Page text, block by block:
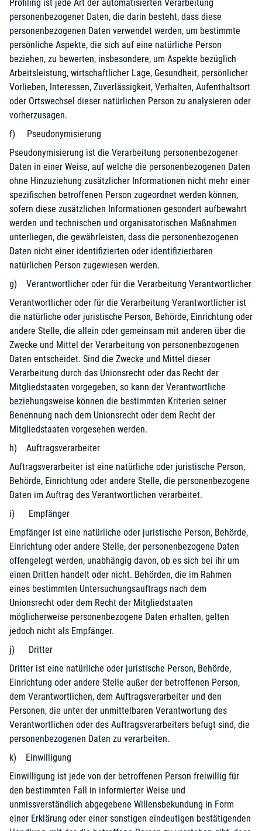
Profiling ist jede Art der automatisierten Verarbeitung
personenbezogener Daten, die darin besteht, dass diese
personenbezogenen Daten verwendet werden, um bestimmte
persönliche Aspekte, die sich auf eine natürliche Person
beziehen, zu bewerten, insbesondere, um Aspekte bezüglich
Arbeitsleistung, wirtschaftlicher Lage, Gesundheit, persönlicher
Vorlieben, Interessen, Zuverlässigkeit, Verhalten, Aufenthaltsort
oder Ortswechsel dieser natürlichen Person zu analysieren oder
vorherzusagen.
f) Pseudonymisierung
Pseudonymisierung ist die Verarbeitung personenbezogener
Daten in einer Weise, auf welche die personenbezogenen Daten
ohne Hinzuziehung zusätzlicher Informationen nicht mehr einer
spezifischen betroffenen Person zugeordnet werden können,
sofern diese zusätzlichen Informationen gesondert aufbewahrt
werden und technischen und organisatorischen Maßnahmen
unterliegen, die gewährleisten, dass die personenbezogenen
Daten nicht einer identifizierten oder identifizierbaren
natürlichen Person zugewiesen werden.
g) Verantwortlicher oder für die Verarbeitung Verantwortlicher
Verantwortlicher oder für die Verarbeitung Verantwortlicher ist
die natürliche oder juristische Person, Behörde, Einrichtung oder
andere Stelle, die allein oder gemeinsam mit anderen über die
Zwecke und Mittel der Verarbeitung von personenbezogenen
Daten entscheidet. Sind die Zwecke und Mittel dieser
Verarbeitung durch das Unionsrecht oder das Recht der
Mitgliedstaaten vorgegeben, so kann der Verantwortliche
beziehungsweise können die bestimmten Kriterien seiner
Benennung nach dem Unionsrecht oder dem Recht der
Mitgliedstaaten vorgesehen werden.
h) Auftragsverarbeiter
Auftragsverarbeiter ist eine natürliche oder juristische Person,
Behörde, Einrichtung oder andere Stelle, die personenbezogene
Daten im Auftrag des Verantwortlichen verarbeitet.
i) Empfänger
Empfänger ist eine natürliche oder juristische Person, Behörde,
Einrichtung oder andere Stelle, der personenbezogene Daten
offengelegt werden, unabhängig davon, ob es sich bei ihr um
einen Dritten handelt oder nicht. Behörden, die im Rahmen
eines bestimmten Untersuchungsauftrags nach dem
Unionsrecht oder dem Recht der Mitgliedstaaten
möglicherweise personenbezogene Daten erhalten, gelten
jedoch nicht als Empfänger.
j) Dritter
Dritter ist eine natürliche oder juristische Person, Behörde,
Einrichtung oder andere Stelle außer der betroffenen Person,
dem Verantwortlichen, dem Auftragsverarbeiter und den
Personen, die unter der unmittelbaren Verantwortung des
Verantwortlichen oder des Auftragsverarbeiters befugt sind, die
personenbezogenen Daten zu verarbeiten.
k) Einwilligung
Einwilligung ist jede von der betroffenen Person freiwillig für
den bestimmten Fall in informierter Weise und
unmissverständlich abgegebene Willensbekundung in Form
einer Erklärung oder einer sonstigen eindeutigen bestätigenden